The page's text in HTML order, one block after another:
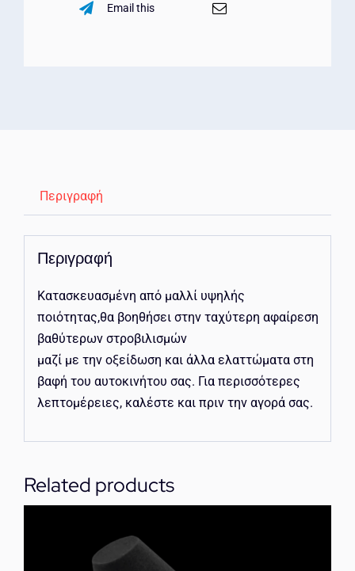
Email this
Περιγραφή
Περιγραφή
Kατασκευασμένη από μαλλί υψηλής
ποιότητας,θα βοηθήσει στην ταχύτερη αφαίρεση
βαθύτερων στροβιλισμών
μαζί με την οξείδωση και άλλα ελαττώματα στη
βαφή του αυτοκινήτου σας. Για περισσότερες
λεπτομέρειες, καλέστε και πριν την αγορά σας.
Related products